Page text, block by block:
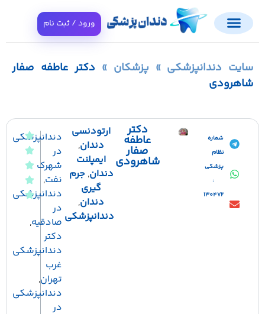
ورود / ثبت نام
دندانپزشکی» پزشکان» دکتر عاطفه صفار
شماره
پزشکی
130472
دکتر
عاطفه
صفار
شاهرودی
ارتودنسی
دندان,
ایمپلنت
دندان,جرم
گیری
دندان,
دندانپزشکی
دندانپزشکی
شهرک
نفت,
دندانپزشکی
در
صادقیه,
دکتر
دندانپزشکی
غرب
تهران,
دندانپزشکی